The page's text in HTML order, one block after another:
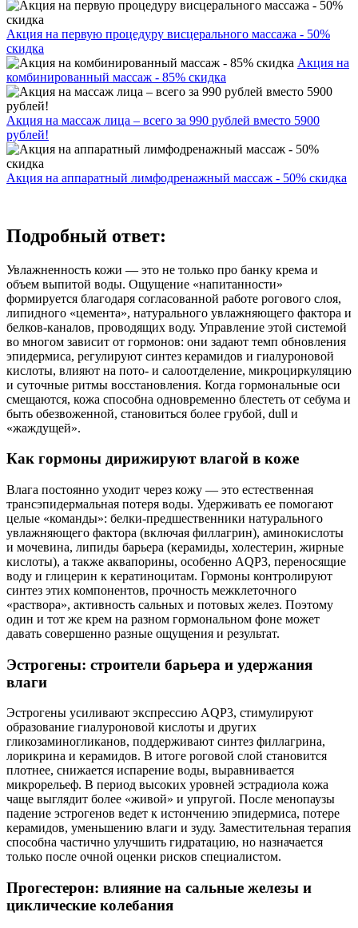
Акция на первую процедуру висцерального массажа - 50%
скидка
Акция на
комбинированный массаж - 85% скидка
Акция на массаж лица – всего за 990 рублей вместо 5900
рублей!
Акция на аппаратный лимфодренажный массаж - 50% скидка
Подробный ответ:
Увлажненность кожи — это не только про банку крема и
объем выпитой воды. Ощущение «напитанности»
формируется благодаря согласованной работе рогового слоя,
липидного «цемента», натурального увлажняющего фактора и
белков‑каналов, проводящих воду. Управление этой системой
во многом зависит от гормонов: они задают темп обновления
эпидермиса, регулируют синтез керамидов и гиалуроновой
кислоты, влияют на пото‑ и салоотделение, микроциркуляцию
и суточные ритмы восстановления. Когда гормональные оси
смещаются, кожа способна одновременно блестеть от себума и
быть обезвоженной, становиться более грубой, dull и
«жаждущей».
Как гормоны дирижируют влагой в коже
Влага постоянно уходит через кожу — это естественная
трансэпидермальная потеря воды. Удерживать ее помогают
целые «команды»: белки‑предшественники натурального
увлажняющего фактора (включая филлагрин), аминокислоты
и мочевина, липиды барьера (керамиды, холестерин, жирные
кислоты), а также аквапорины, особенно AQP3, переносящие
воду и глицерин к кератиноцитам. Гормоны контролируют
синтез этих компонентов, прочность межклеточного
«раствора», активность сальных и потовых желез. Поэтому
один и тот же крем на разном гормональном фоне может
давать совершенно разные ощущения и результат.
Эстрогены: строители барьера и удержания
влаги
Эстрогены усиливают экспрессию AQP3, стимулируют
образование гиалуроновой кислоты и других
гликозаминогликанов, поддерживают синтез филлагрина,
лорикрина и керамидов. В итоге роговой слой становится
плотнее, снижается испарение воды, выравнивается
микрорельеф. В период высоких уровней эстрадиола кожа
чаще выглядит более «живой» и упругой. После менопаузы
падение эстрогенов ведет к истончению эпидермиса, потере
керамидов, уменьшению влаги и зуду. Заместительная терапия
способна частично улучшить гидратацию, но назначается
только после очной оценки рисков специалистом.
Прогестерон: влияние на сальные железы и
циклические колебания